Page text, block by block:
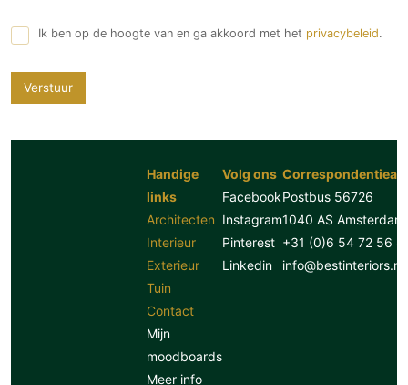
Ik ben op de hoogte van en ga akkoord met het privacybeleid.
Verstuur
Handige
links
Architecten
Interieur
Exterieur
Tuin
Contact
Mijn
moodboards
Meer info
Volg ons
Facebook
Instagram
Pinterest
Linkedin
Postbus 56726
1040 AS Amsterdam
+31 (0)6 54 72 56
info@bestinteriors.nl